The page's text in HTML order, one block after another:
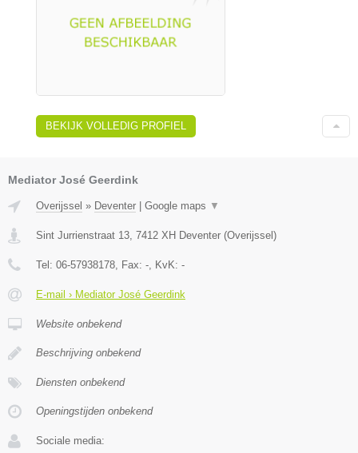
BEKIJK VOLLEDIG PROFIEL
Mediator José Geerdink
Overijssel » Deventer Google maps ▼
Sint Jurrienstraat 13 7412 XH Deventer (Overijssel )
Tel: 06-57938178 , Fax: - , KvK: -
E-mail › Mediator José Geerdink
Website onbekend
Beschrijving onbekend
Diensten onbekend
Openingstijden onbekend
Sociale media: